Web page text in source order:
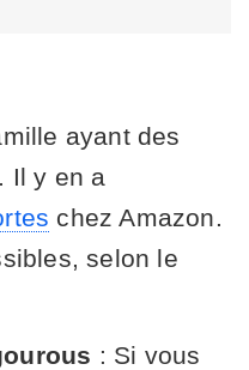
ayant des
Il y en a
chez Amazon.
selon le
: Si vous